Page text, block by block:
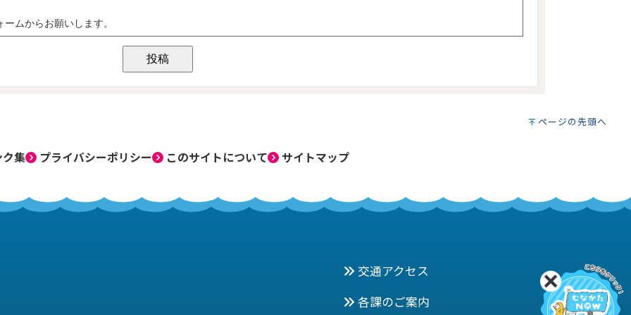
ページの先頭へ
集 プライバシーポリシー このサイトについて サイトマップ
交通アクセス
各課のご案内